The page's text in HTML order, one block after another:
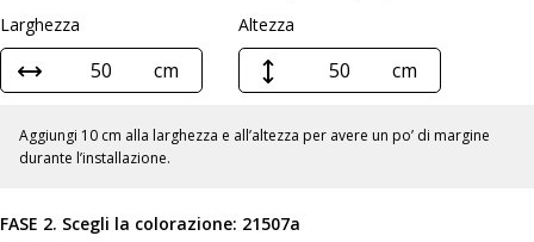
Larghezza
cm
Altezza
cm
Aggiungi 10 cm alla larghezza e all’altezza per avere un po’ di margine
durante l’installazione.
FASE 2. Scegli la colorazione: 21507a